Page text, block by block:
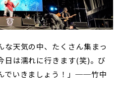
な天気の中、たくさん集まっ
日は濡れに行きます(笑)。び
でいきましょう！」──竹中